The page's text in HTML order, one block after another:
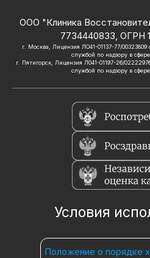
ООО "Клиника
7734440833, ОГРН
г. Москва, Лицензия ЛО41-01137-77/
службой по надзору в
г. Пятигорск, Лицензия Л041-01197-26/
службой по надзору в
Условия
Положение о порядке